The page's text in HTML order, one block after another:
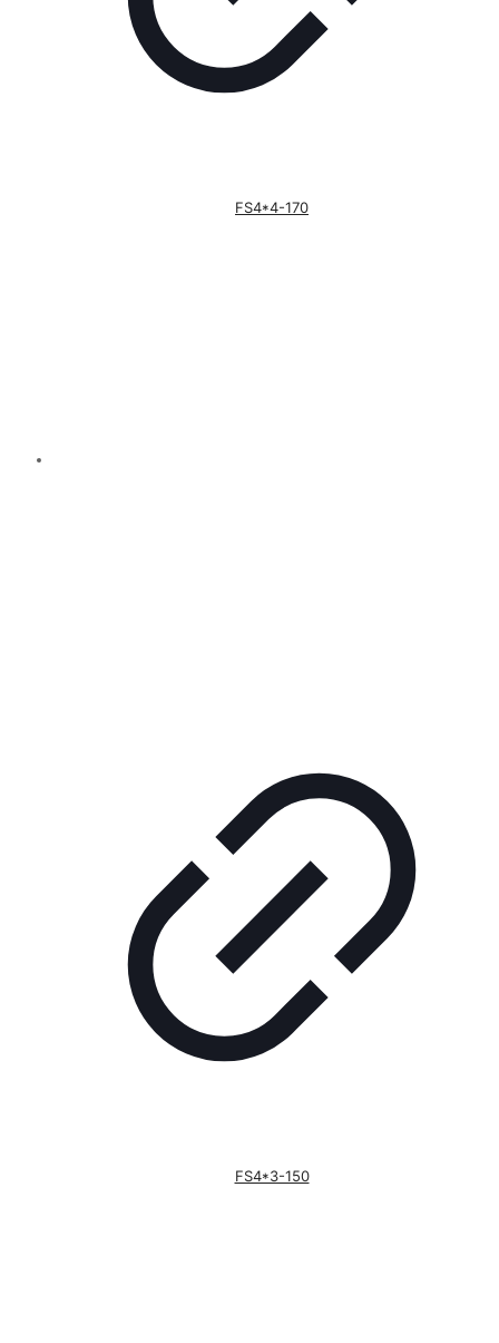
FS4*4-170
FS4*3-150